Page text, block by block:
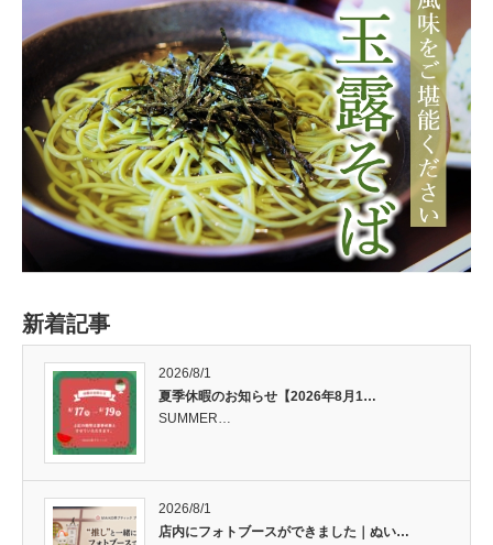
新着記事
2026/8/1
夏季休暇のお知らせ【2026年8月1…
SUMMER…
2026/8/1
店内にフォトブースができました｜ぬい…